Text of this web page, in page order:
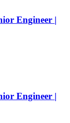
Engineer |
Engineer |